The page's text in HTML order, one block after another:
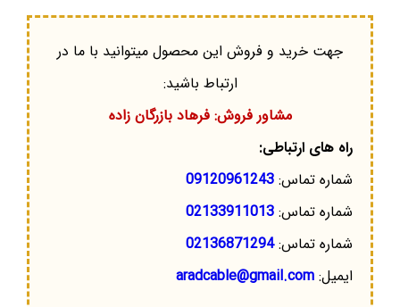
جهت خرید و فروش این محصول میتوانید با ما در
ارتباط باشید:
مشاور فروش: فرهاد بازرگان زاده
راه های ارتباطی:
شماره تماس: 09120961243
شماره تماس: 02133911013
شماره تماس:02136871294
ایمیل: aradcable@gmail.com